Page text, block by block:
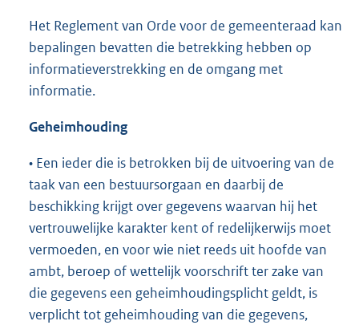
Het Reglement van Orde voor de gemeenteraad kan
bepalingen bevatten die betrekking hebben op
informatieverstrekking en de omgang met
informatie.
Geheimhouding
• Een ieder die is betrokken bij de uitvoering van de
taak van een bestuursorgaan en daarbij de
beschikking krijgt over gegevens waarvan hij het
vertrouwelijke karakter kent of redelijkerwijs moet
vermoeden, en voor wie niet reeds uit hoofde van
ambt, beroep of wettelijk voorschrift ter zake van
die gegevens een geheimhoudingsplicht geldt, is
verplicht tot geheimhouding van die gegevens,